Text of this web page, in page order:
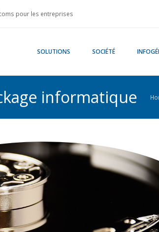
pour les entreprises
SOLUTIONS SOCIÉTÉ
informatique